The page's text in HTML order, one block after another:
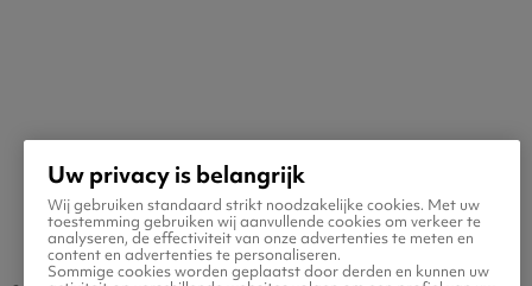
Populaire vluchten
Uw privacy is belangrijk
Wij gebruiken standaard strikt noodzakelijke cookies. Met uw
toestemming gebruiken wij aanvullende cookies om verkeer te
analyseren, de effectiviteit van onze advertenties te meten en
content en advertenties te personaliseren.
Sommige cookies worden geplaatst door derden en kunnen uw